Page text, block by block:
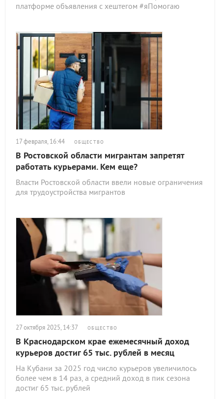
платформе объявления с хештегом #яПомогаю
17 февраля, 16:44 ОБЩЕСТВО
В Ростовской области мигрантам запретят
работать курьерами. Кем еще?
Власти Ростовской области ввели новые ограничения
для трудоустройства мигрантов
27 октября 2025, 14:37 ОБЩЕСТВО
В Краснодарском крае ежемесячный доход
курьеров достиг 65 тыс. рублей в месяц
На Кубани за 2025 год число курьеров увеличилось
более чем в 14 раз, а средний доход в пик сезона
достиг 65 тыс. рублей